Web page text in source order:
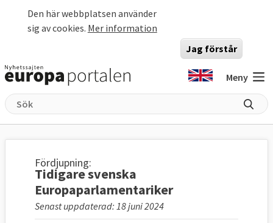
Den här webbplatsen använder
sig av cookies. Mer information
Jag förstår
Meny
Fördjupning:
Tidigare svenska
Europaparlamentariker
Senast uppdaterad: 18 juni 2024